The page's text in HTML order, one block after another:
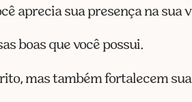
aprecia sua presença na sua
boas que você possui.
mas também fortalecem sua